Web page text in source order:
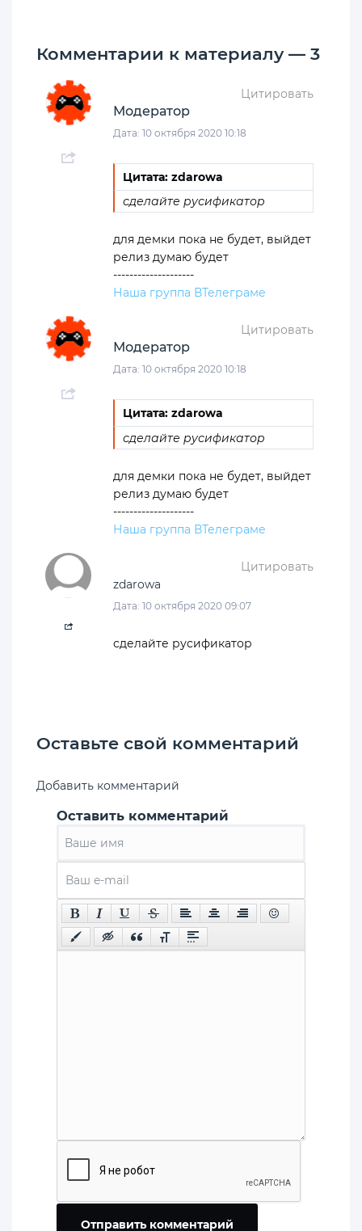
Комментарии к материалу — 3
Цитировать
Модератор
Дата: 10 октября 2020 10:18
Цитата: zdarowa
сделайте русификатор
для демки пока не будет, выйдет
релиз думаю будет
--------------------
Наша группа ВТелеграме
Цитировать
Модератор
Дата: 10 октября 2020 10:18
Цитата: zdarowa
сделайте русификатор
для демки пока не будет, выйдет
релиз думаю будет
--------------------
Наша группа ВТелеграме
Цитировать
zdarowa
Дата: 10 октября 2020 09:07
сделайте русификатор
Оставьте свой комментарий
Добавить комментарий
Оставить комментарий
Отправить комментарий